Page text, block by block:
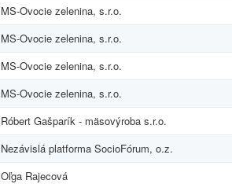
MS-Ovocie zelenina, s.r.o.
MS-Ovocie zelenina, s.r.o.
MS-Ovocie zelenina, s.r.o.
MS-Ovocie zelenina, s.r.o.
Róbert Gašparík - mäsovýroba s.r.o.
Nezávislá platforma SocioFórum, o.z.
Oľga Rajecová